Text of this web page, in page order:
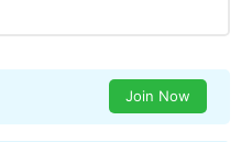
Join Now